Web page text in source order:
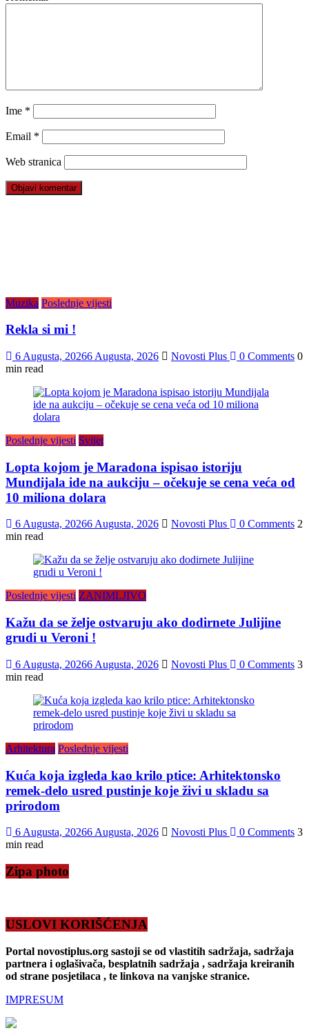
Ime *
Email *
Web stranica
Muzika Poslednje vijesti
Rekla si mi !
6 Augusta, 20266 Augusta, 2026 Novosti Plus 0 Comments 0
min read
Poslednje vijesti Svijet
Lopta kojom je Maradona ispisao istoriju
Mundijala ide na aukciju – očekuje se cena veća od
10 miliona dolara
6 Augusta, 20266 Augusta, 2026 Novosti Plus 0 Comments 2
min read
Poslednje vijesti ZANIMLJIVO
Kažu da se želje ostvaruju ako dodirnete Julijine
grudi u Veroni !
6 Augusta, 20266 Augusta, 2026 Novosti Plus 0 Comments 3
min read
Arhitektura Poslednje vijesti
Kuća koja izgleda kao krilo ptice: Arhitektonsko
remek-delo usred pustinje koje živi u skladu sa
prirodom
6 Augusta, 20266 Augusta, 2026 Novosti Plus 0 Comments 3
min read
Zipa photo
USLOVI KORIŠĆENJA
Portal novostiplus.org sastoji se od vlastitih sadržaja, sadržaja
partnera i oglašivača, besplatnih sadržaja , sadržaja kreiranih
od strane posjetilaca , te linkova na vanjske stranice.
IMPRESUM